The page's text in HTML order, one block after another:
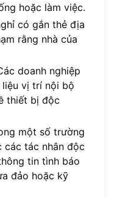
hoặc làm việc.
có gắn thẻ địa
rằng nhà của
doanh nghiệp
vị trí nội bộ
thiết bị độc
một số trường
các tác nhân độc
tin tình báo
đảo hoặc kỹ